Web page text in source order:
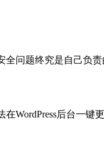
问题终究是自己负
WordPress后台一键